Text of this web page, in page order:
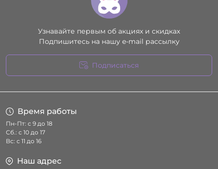
Узнавайте первым об акциях и скидках
Подпишитесь на нашу e-mail рассылку
Подписаться
Время работы
Пн-Пт: с 9 до 18
Сб.: с 10 до 17
Вс: с 11 до 16
Наш адрес